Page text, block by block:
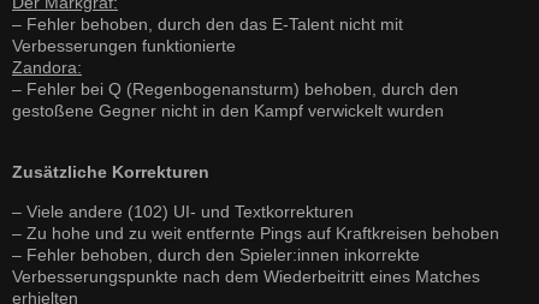
– Fehler behoben, durch den das E-Talent nicht mit
Verbesserungen funktionierte
Zandora:
– Fehler bei Q (Regenbogenansturm) behoben, durch den
gestoßene Gegner nicht in den Kampf verwickelt wurden
Zusätzliche Korrekturen
– Viele andere (102) UI- und Textkorrekturen
– Zu hohe und zu weit entfernte Pings auf Kraftkreisen behoben
– Fehler behoben, durch den Spieler:innen inkorrekte
Verbesserungspunkte nach dem Wiederbeitritt eines Matches
erhielten